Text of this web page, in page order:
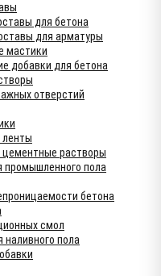
для бетона
для арматуры
мастики
добавки для бетона
отверстий
ленты
цементные растворы
промышленного пола
бетона
смол
пола